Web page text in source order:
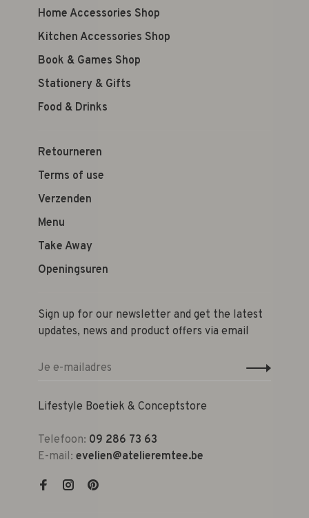
Home Accessories Shop
Kitchen Accessories Shop
Book & Games Shop
Stationery & Gifts
Food & Drinks
Retourneren
Terms of use
Verzenden
Menu
Take Away
Openingsuren
Sign up for our newsletter and get the latest
updates, news and product offers via email
Lifestyle Boetiek & Conceptstore
Telefoon: 09 286 73 63
E-mail: evelien@atelieremtee.be